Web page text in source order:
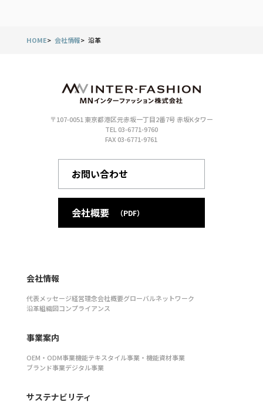
HOME 会社情報 沿革
会社情報
代表メッセージ経営理念会社概要グローバルネットワーク
沿革組織図コンプライアンス
事業案内
OEM・ODM事業機能テキスタイル事業・機能資材事業
ブランド事業デジタル事業
サステナビリティ
〒107-0051 東京都港区元赤坂一丁目2番7号 赤坂Kタワー
TEL 03-6771-9760
FAX 03-6771-9761
お問い合わせ
会社概要 （PDF）